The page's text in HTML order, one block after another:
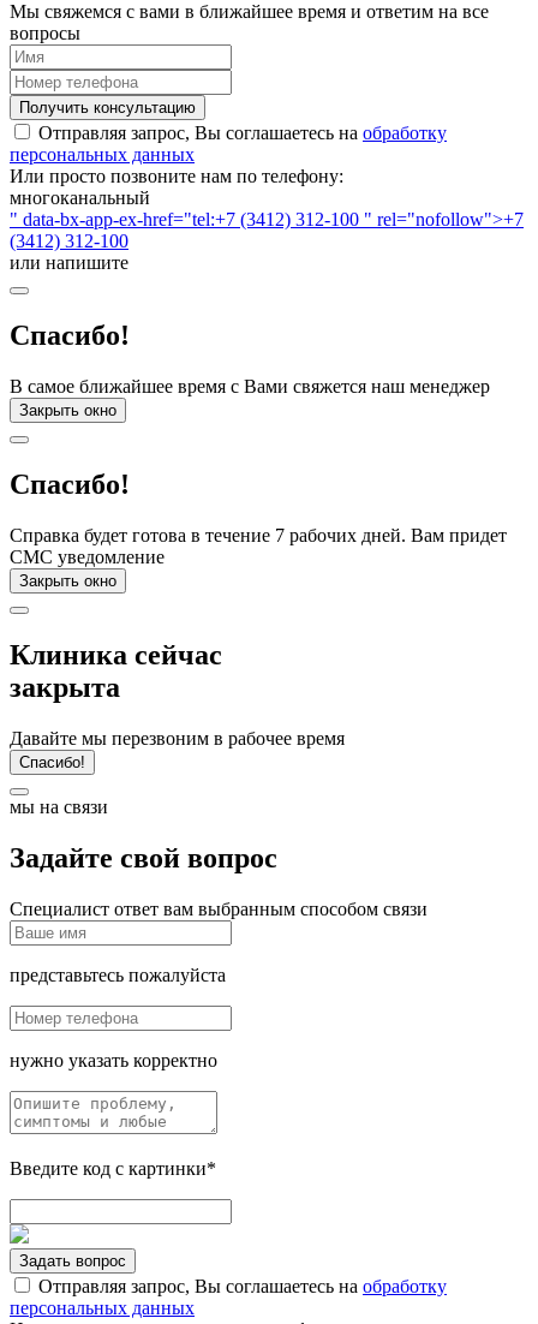
Мы свяжемся с вами в ближайшее время и ответим на все
вопросы
Получить консультацию
Отправляя запрос, Вы соглашаетесь на обработку
персональных данных
Или просто позвоните нам по телефону:
многоканальный
" data-bx-app-ex-href="tel:+7 (3412) 312-100 " rel="nofollow">+7
(3412) 312-100
или напишите
Спасибо!
В самое ближайшее время с Вами свяжется наш менеджер
Закрыть окно
Спасибо!
Справка будет готова в течение 7 рабочих дней. Вам придет
СМС уведомление
Закрыть окно
Клиника сейчас
закрыта
Давайте мы перезвоним в рабочее время
Спасибо!
мы на связи
Задайте свой вопрос
Специалист ответ вам выбранным способом связи
представьтесь пожалуйста
нужно указать корректно
Введите код с картинки*
Задать вопрос
Отправляя запрос, Вы соглашаетесь на обработку
персональных данных